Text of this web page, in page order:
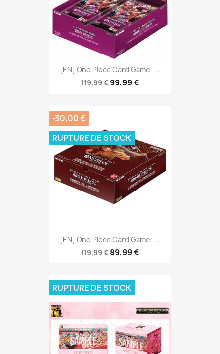
[EN] One Piece Card Game -...
119,99 € 99,99 €
[EN] One Piece Card Game -...
119,99 € 89,99 €
-30,00 €
RUPTURE DE STOCK
RUPTURE DE STOCK